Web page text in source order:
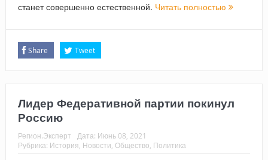
станет совершенно естественной. Читать полностью
Share Tweet
Лидер Федеративной партии покинул
Россию
Регион.Эксперт Дата: Июнь 08, 2021
Рубрика: История, Новости, Общество, Политика